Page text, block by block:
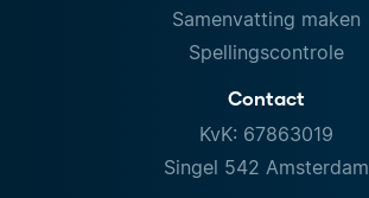
Samenvatting maken
Spellingscontrole
Contact
KvK: 67863019
Singel 542 Amsterdam